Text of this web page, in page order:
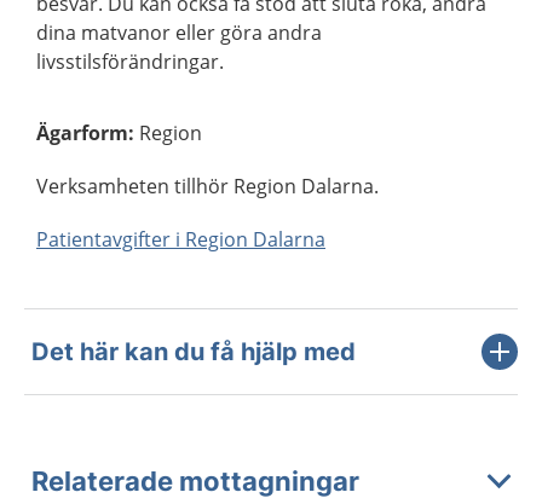
dina matvanor eller göra andra
livsstilsförändringar.
Ägarform: Region
Verksamheten tillhör Region Dalarna.
Patientavgifter i Region Dalarna
Det här kan du få hjälp med
Relaterade mottagningar